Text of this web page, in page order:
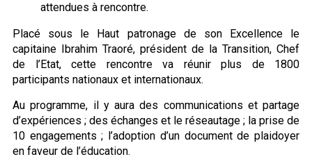
attendues à rencontre.
Placé sous le Haut patronage de son Excellence le
capitaine Ibrahim Traoré, président de la Transition, Chef
de l’Etat, cette rencontre va réunir plus de 1800
participants nationaux et internationaux.
Au programme, il y aura des communications et partage
d’expériences ; des échanges et le réseautage ; la prise de
10 engagements ; l’adoption d’un document de plaidoyer
en faveur de l’éducation.